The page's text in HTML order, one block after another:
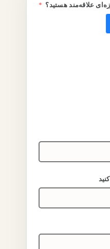
علاقه‌مند هستید؟